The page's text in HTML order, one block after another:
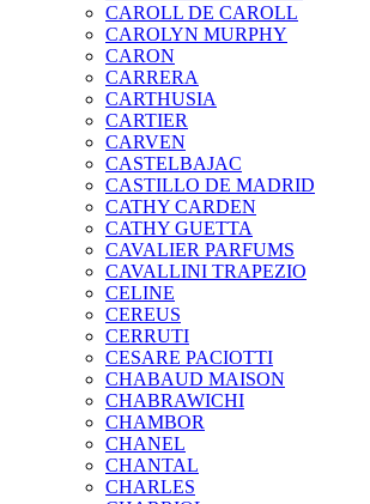
CAROLL DE CAROLL
CAROLYN MURPHY
CARON
CARRERA
CARTHUSIA
CARTIER
CARVEN
CASTELBAJAC
CASTILLO DE MADRID
CATHY CARDEN
CATHY GUETTA
CAVALIER PARFUMS
CAVALLINI TRAPEZIO
CELINE
CEREUS
CERRUTI
CESARE PACIOTTI
CHABAUD MAISON
CHABRAWICHI
CHAMBOR
CHANEL
CHANTAL
CHARLES